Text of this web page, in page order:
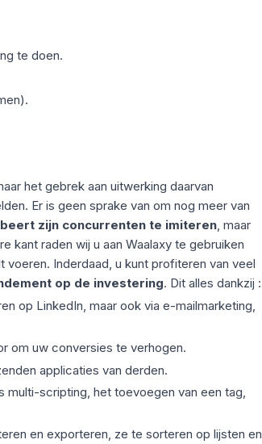
te doen.
het gebrek aan uitwerking daarvan
Er is geen sprake van om nog meer van
zijn concurrenten te imiteren, maar
kant raden wij u aan Waalaxy te gebruiken
voeren. Inderdaad, u kunt profiteren van veel
op de investering. Dit alles dankzij :
op LinkedIn, maar ook via e-mailmarketing,
om uw conversies te verhogen.
applicaties van derden.
multi-scripting, het toevoegen van een tag,
en exporteren, ze te sorteren op lijsten en